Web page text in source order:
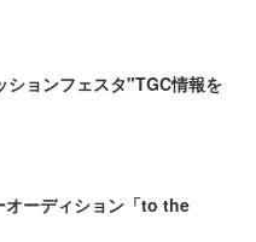
ションフェスタ"TGC情報を
ーディション「to the